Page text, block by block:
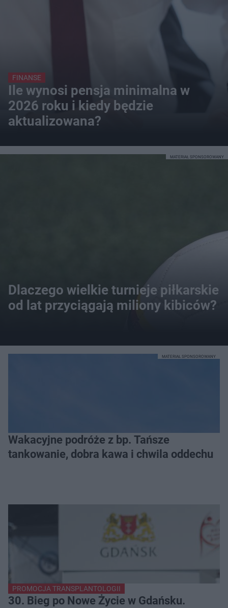
FINANSE
Ile wynosi pensja minimalna w
2026 roku i kiedy będzie
aktualizowana?
Dlaczego wielkie turnieje piłkarskie
od lat przyciągają miliony kibiców?
MATERIAŁ SPONSOROWANY
Wakacyjne podróże z bp. Tańsze
tankowanie, dobra kawa i chwila oddechu
MATERIAŁ SPONSOROWANY
PROMOCJA TRANSPLANTOLOGII
30. Bieg po Nowe Życie w Gdańsku.